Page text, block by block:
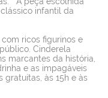
infantil da
ricos figurinos e
Cinderela
marcantes da história,
e as impagáveis
gratuitas, às 15h e às